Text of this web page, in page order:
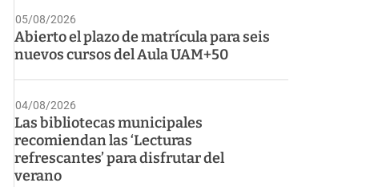
05/08/2026
Abierto el plazo de matrícula para seis
nuevos cursos del Aula UAM+50
04/08/2026
Las bibliotecas municipales
recomiendan las ‘Lecturas
refrescantes’ para disfrutar del
verano